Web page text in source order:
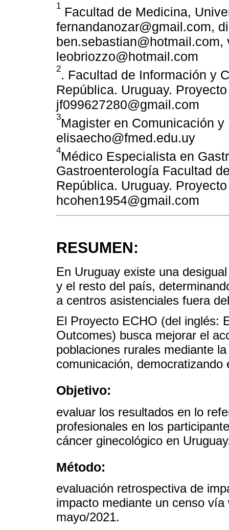
1 Facultad de Medicina,
fernandanozar@gmail.com,
leobriozzo@hotmail.com
2. Facultad de Información y
República. Uruguay.
jf099627280@gmail.com
3Magister en Comunicación
elisaecho@fmed.edu.uy
4Médico Especialista en
Gastroenterología Facultad
República. Uruguay.
hcohen1954@gmail.com
RESUMEN:
En Uruguay existe una
y el resto del país,
a centros asistenciales fuera
El Proyecto ECHO (del inglés:
Outcomes) busca mejorar el
poblaciones rurales mediante
comunicación, democratizando
Objetivo:
evaluar los resultados en lo
profesionales en los
cáncer ginecológico en
Método:
evaluación retrospectiva de
impacto mediante un censo
mayo/2021.